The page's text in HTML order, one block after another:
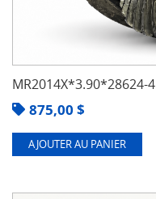
MR2014X*3.90*28624-4
875,00 $
AJOUTER AU PANIER